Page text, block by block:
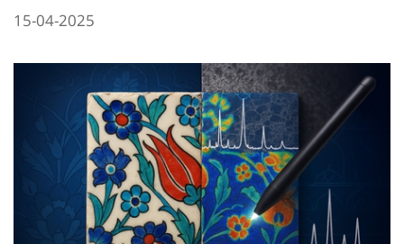
15-04-2025